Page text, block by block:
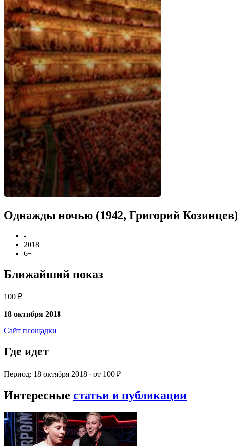
Однажды ночью (1942, Григорий
-
2018
6+
Ближайший показ
100 ₽
18 октября 2018
Сайт площадки
Где идет
Период: 18 октября 2018 · от 100 ₽
Интересные статьи и публикации